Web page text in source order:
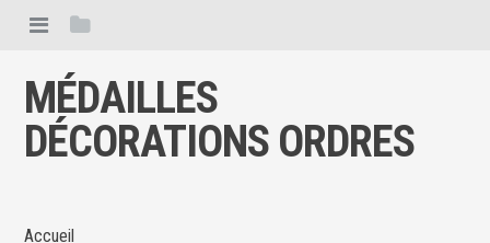
MÉDAILLES
DÉCORATIONS ORDRES
Accueil